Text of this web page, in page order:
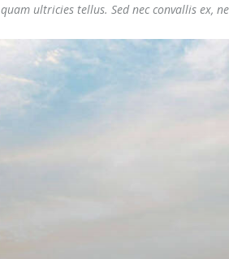
ultricies tellus. Sed nec convallis ex,